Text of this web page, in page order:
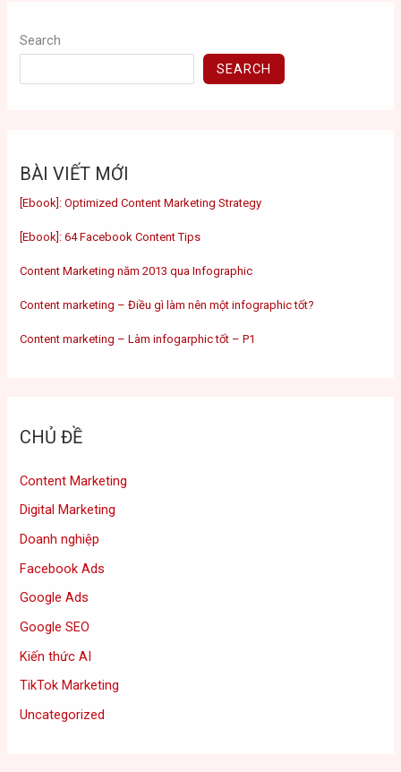
Search
SEARCH
BÀI VIẾT MỚI
[Ebook]: Optimized Content Marketing Strategy
[Ebook]: 64 Facebook Content Tips
Content Marketing năm 2013 qua Infographic
Content marketing – Điều gì làm nên một infographic tốt?
Content marketing – Làm infogarphic tốt – P1
CHỦ ĐỀ
Content Marketing
Digital Marketing
Doanh nghiệp
Facebook Ads
Google Ads
Google SEO
Kiến thức AI
TikTok Marketing
Uncategorized